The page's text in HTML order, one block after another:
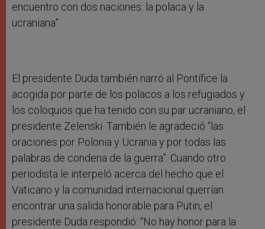
encuentro con dos naciones: la polaca y la
ucraniana”.
El presidente Duda también narró al Pontífice la
acogida por parte de los polacos a los refugiados y
los coloquios que ha tenido con su par ucraniano, el
presidente Zelenski. También le agradeció “las
oraciones por Polonia y Ucrania y por todas las
palabras de condena de la guerra”. Cuando otro
periodista le interpeló acerca del hecho que el
Vaticano y la comunidad internacional querrían
encontrar una salida honorable para Putin, el
presidente Duda respondió: “No hay honor para la